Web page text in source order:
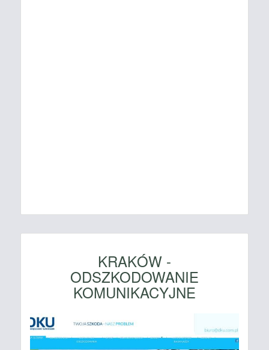
KRAKÓW -
ODSZKODOWANIE
KOMUNIKACYJNE